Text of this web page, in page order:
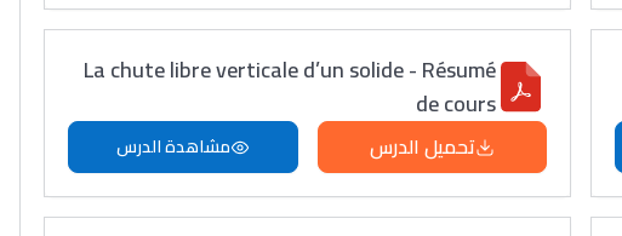
La chute libre verticale d’un solide - Résumé
de cours
تحميل الدرس مشاهدة الدرس